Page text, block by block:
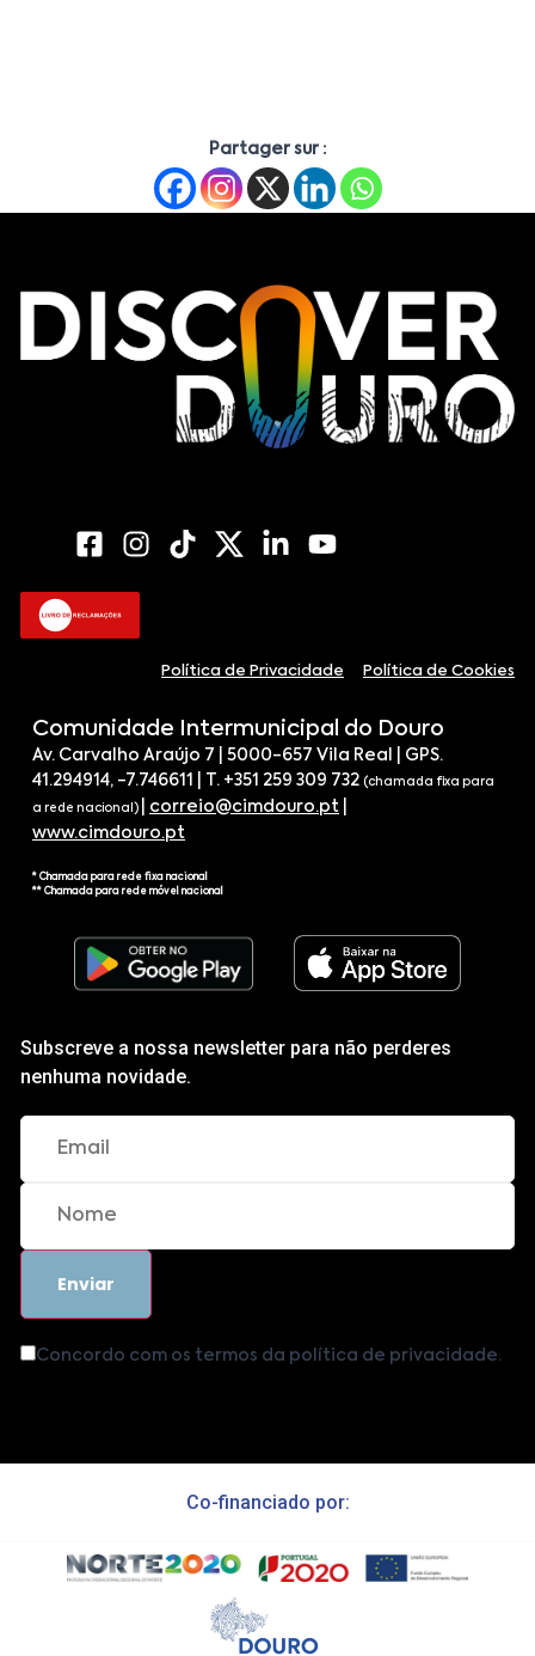
Partager sur :
Política de Privacidade Política de Cookies
Comunidade Intermunicipal do Douro
Av. Carvalho Araújo 7 | 5000-657 Vila Real | GPS.
41.294914, -7.746611 | T. +351 259 309 732 (chamada fixa para
a rede nacional) correio@cimdouro.pt
www.cimdouro.pt
* Chamada para rede fixa nacional
** Chamada para rede móvel nacional
Subscreve a nossa newsletter para não perderes
nenhuma novidade.
Concordo com os termos da política de privacidade.
Co-financiado por: